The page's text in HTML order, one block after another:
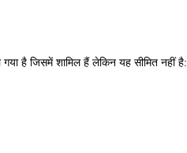
गया है जिसमें शामिल हैं लेकिन यह सीमित नहीं है: